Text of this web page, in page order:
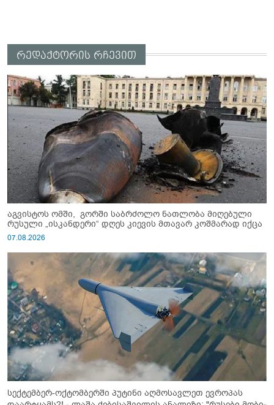
რედაქტორის რჩევით
აგვისტოს ომში, გორში საბრძოლო ნათლობა მიღებული
რუსული „ისკანდერი“ დღეს კიევის მთავარ კოშმარად იქცა
07.08.2026
სექტემბერ-ოქტომბერში პუტინი აღმოსავლეთ ევროპას